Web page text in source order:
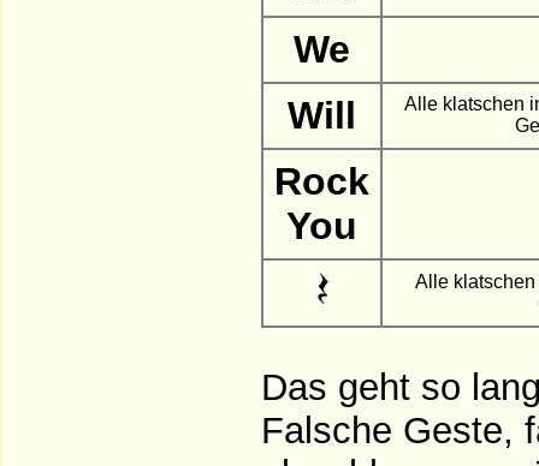
We
Will
Alle klatschen
Rock
You
Alle
Das geht so
Falsche Geste,